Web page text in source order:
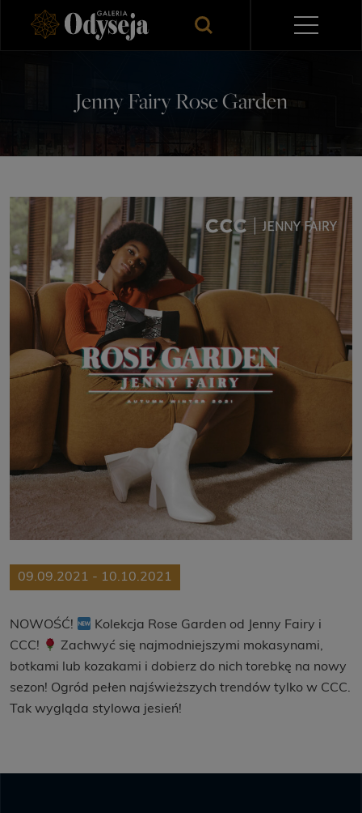
Jenny Fairy Rose Garden
09.09.2021 - 10.10.2021
NOWOŚĆ!
Kolekcja Rose Garden od Jenny Fairy i
CCC!
Zachwyć się najmodniejszymi mokasynami,
botkami lub kozakami i dobierz do nich torebkę na nowy
sezon! Ogród pełen najświeższych trendów tylko w CCC.
Tak wygląda stylowa jesień!